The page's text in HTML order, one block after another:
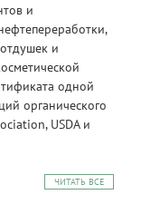
и
и
одной
органического
USDA и
ЧИТАТЬ ВСЕ